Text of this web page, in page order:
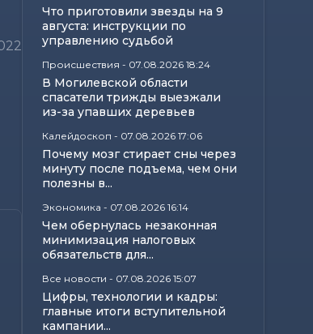
Что приготовили звезды на 9
августа: инструкции по
управлению судьбой
Происшествия - 07.08.2026 18:24
В Могилевской области
спасатели трижды выезжали
из-за упавших деревьев
Калейдоскоп - 07.08.2026 17:06
Почему мозг стирает сны через
минуту после подъема, чем они
полезны в...
Экономика - 07.08.2026 16:14
Чем обернулась незаконная
минимизация налоговых
обязательств для...
Все новости - 07.08.2026 15:07
Цифры, технологии и кадры:
главные итоги вступительной
кампании...